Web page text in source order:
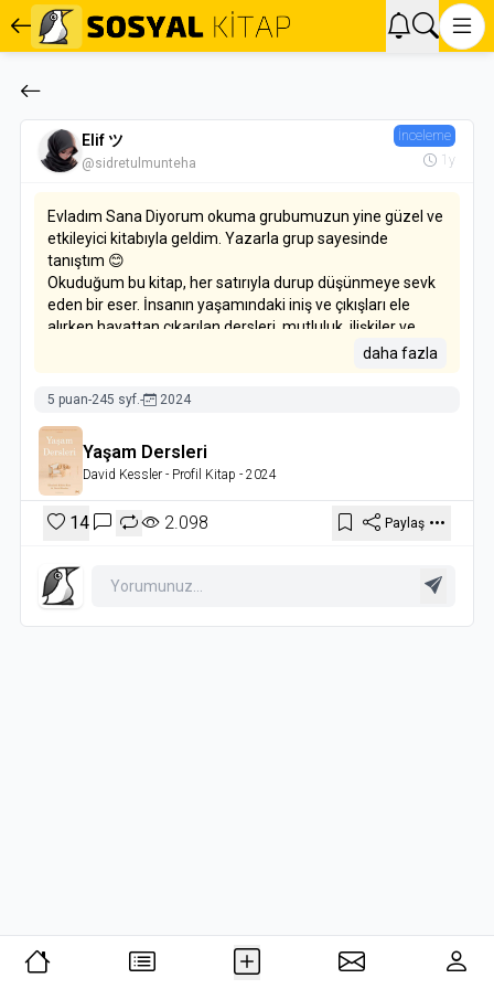
Elif ツ
@sidretulmunteha
İnceleme
1y
Evladım Sana Diyorum okuma grubumuzun yine güzel ve
etkileyici kitabıyla geldim. Yazarla grup sayesinde
tanıştım 😊
Okuduğum bu kitap, her satırıyla durup düşünmeye sevk
eden bir eser. İnsanın yaşamındaki iniş ve çıkışları ele
alırken hayattan çıkarılan dersleri, mutluluk, ilişkiler ve
kariyer gibi evrensel temalar üzerinden başarıyla
güçlü bir empati bağı kurarak yalnız olmadığımızı
nedenle, bu kitabı kesinlikle okumanızı ve çevrenizle
paylaşmanızı tavsiye ederim. 📚🤍
#alıntı
Anda ya­şamazsak da mutluluğu bulamayız. Geçmişin
haliyle görmeli ve yola devam etmeliyiz.
daha fazla
5 puan-245 syf.- 2024
Yaşam Dersleri
David Kessler- Profil Kitap - 2024
14 2.098 Paylaş